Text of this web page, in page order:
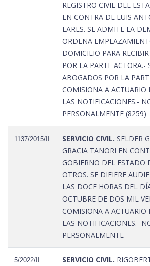
REGISTRO CIVIL DEL
EN CONTRA DE LUIS
LARES. SE ADMITE LA
ORDENA
DOMICILIO PARA
POR LA PARTE ACTORA.-
ABOGADOS POR LA
COMISIONA A ACTUARIO
LAS NOTIFICACIONES.-
PERSONALMENTE (8259)
1137/2015/II SERVICIO CIVIL. SELDER
GRACIA TANORI EN
GOBIERNO DEL ESTADO
OTROS. SE DIFIERE
LAS DOCE HORAS DEL
OCTUBRE DE DOS MIL
COMISIONA A ACTUARIO
LAS NOTIFICACIONES.-
PERSONALMENTE
5/2022/II SERVICIO CIVIL.